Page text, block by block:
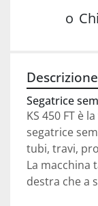
o
Descrizione
Segatrice
KS 450 FT è
segatrice
tubi, travi,
La macchina
destra che a